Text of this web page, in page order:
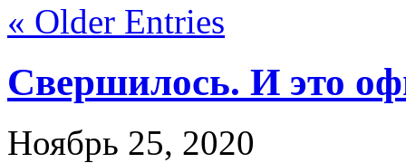
« Older Entries
Свершилось. И это
Ноябрь 25, 2020